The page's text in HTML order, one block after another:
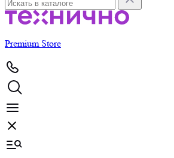
Premium Store